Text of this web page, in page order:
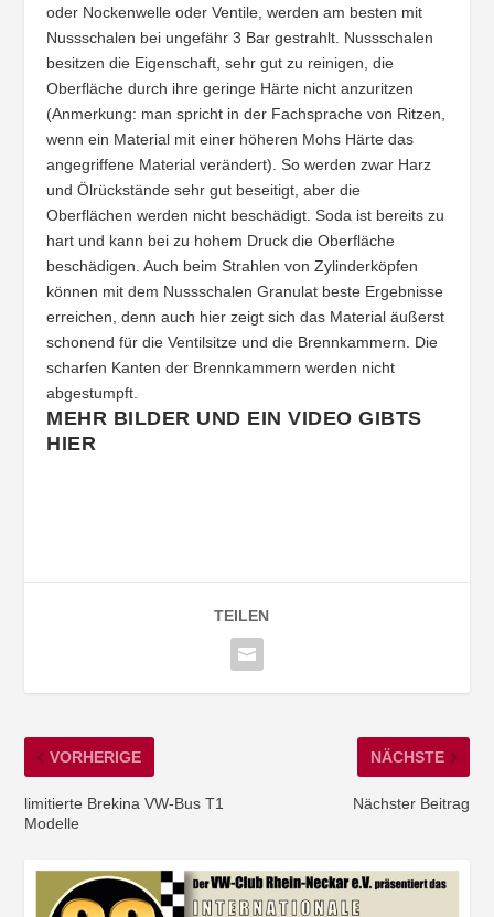
oder Nockenwelle oder Ventile, werden am besten mit
Nussschalen bei ungefähr 3 Bar gestrahlt. Nussschalen
besitzen die Eigenschaft, sehr gut zu reinigen, die
Oberfläche durch ihre geringe Härte nicht anzuritzen
(Anmerkung: man spricht in der Fachsprache von Ritzen,
wenn ein Material mit einer höheren Mohs Härte das
angegriffene Material verändert). So werden zwar Harz
und Ölrückstände sehr gut beseitigt, aber die
Oberflächen werden nicht beschädigt. Soda ist bereits zu
hart und kann bei zu hohem Druck die Oberfläche
beschädigen. Auch beim Strahlen von Zylinderköpfen
können mit dem Nussschalen Granulat beste Ergebnisse
erreichen, denn auch hier zeigt sich das Material äußerst
schonend für die Ventilsitze und die Brennkammern. Die
scharfen Kanten der Brennkammern werden nicht
abgestumpft.
MEHR BILDER UND EIN VIDEO GIBTS
HIER
TEILEN
VORHERIGE
limitierte Brekina VW-Bus T1
Modelle
NÄCHSTE
Nächster Beitrag